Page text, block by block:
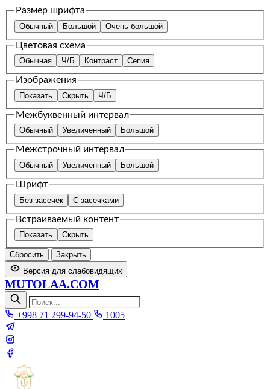
Размер шрифта
Обычный Большой Очень большой
Цветовая схема
Обычная Ч/Б Контраст Сепия
Изображения
Показать Скрыть Ч/Б
Межбуквенный интервал
Обычный Увеличенный Большой
Межстрочный интервал
Обычный Увеличенный Большой
Шрифт
Без засечек С засечками
Встраиваемый контент
Показать Скрыть
Сбросить
Закрыть
Версия для слабовидящих
MUTOLAA.COM
+998 71 299-94-50 1005